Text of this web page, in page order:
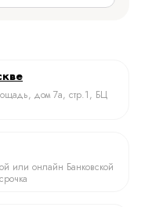
дом 7а, стр.1, БЦ
или онлайн Банковской